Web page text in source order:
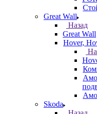
Great Wall
Назад
Great Wall
Hover,
Skoda